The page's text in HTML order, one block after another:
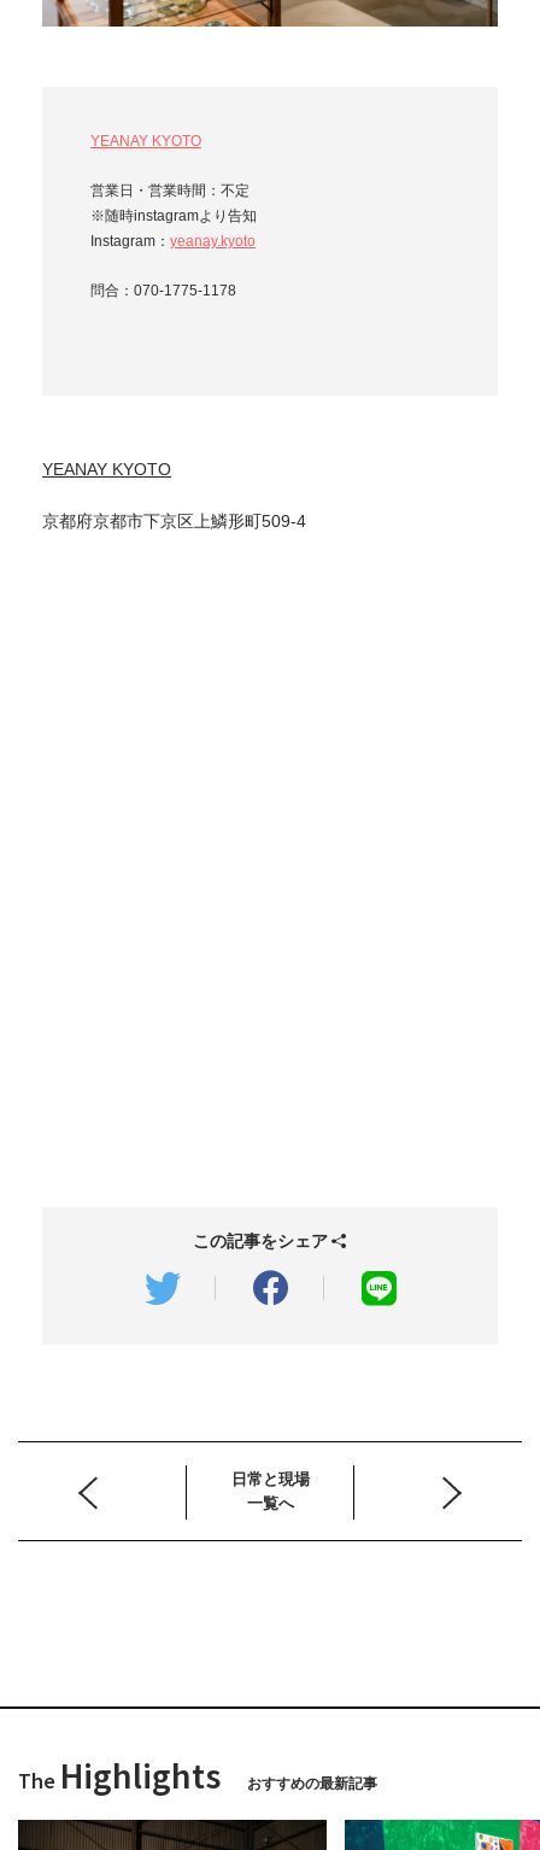
YEANAY KYOTO
営業日・営業時間：不定
※随時instagramより告知
Instagram： yeanay.kyoto
問合：070-1775-1178
YEANAY KYOTO
京都府京都市下京区上鱗形町509-4
この記事をシェア
日常と現場
一覧へ
The Highlights おすすめの最新記事